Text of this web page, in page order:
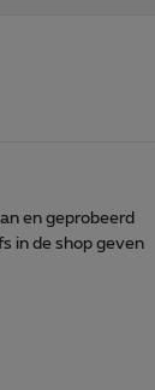
en geprobeerd
in de shop geven